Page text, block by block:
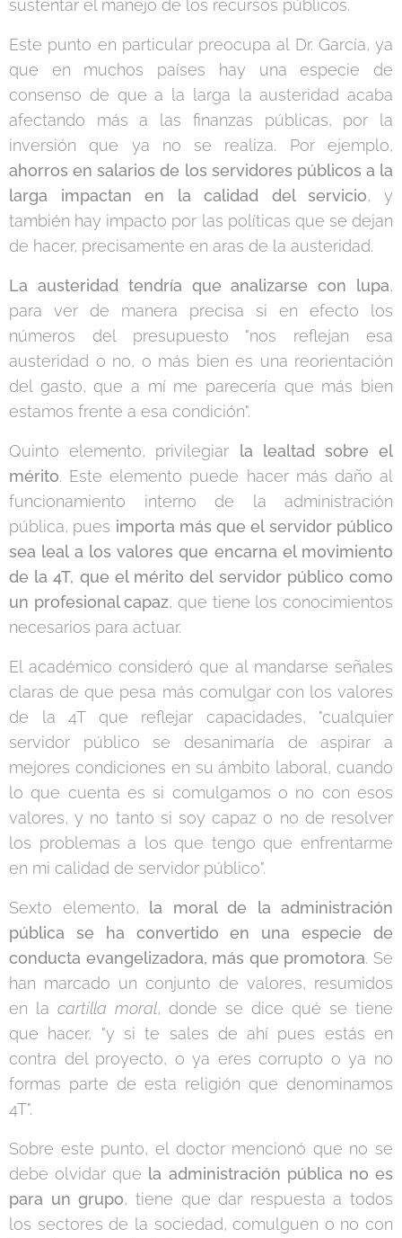
sustentar el manejo de los recursos públicos.
Este punto en particular preocupa al Dr. García, ya
que en muchos países hay una especie de
consenso de que a la larga la austeridad acaba
afectando más a las finanzas públicas, por la
inversión que ya no se realiza. Por ejemplo,
ahorros en salarios de los servidores públicos a la
larga impactan en la calidad del servicio, y
también hay impacto por las políticas que se dejan
de hacer, precisamente en aras de la austeridad.
La austeridad tendría que analizarse con lupa,
para ver de manera precisa si en efecto los
números del presupuesto "nos reflejan esa
austeridad o no, o más bien es una reorientación
del gasto, que a mí me parecería que más bien
estamos frente a esa condición".
Quinto elemento, privilegiar la lealtad sobre el
mérito. Este elemento puede hacer más daño al
funcionamiento interno de la administración
pública, pues importa más que el servidor público
sea leal a los valores que encarna el movimiento
de la 4T, que el mérito del servidor público como
un profesional capaz, que tiene los conocimientos
necesarios para actuar.
El académico consideró que al mandarse señales
claras de que pesa más comulgar con los valores
de la 4T que reflejar capacidades, "cualquier
servidor público se desanimaría de aspirar a
mejores condiciones en su ámbito laboral, cuando
lo que cuenta es si comulgamos o no con esos
valores, y no tanto si soy capaz o no de resolver
los problemas a los que tengo que enfrentarme
en mi calidad de servidor público".
Sexto elemento, la moral de la administración
pública se ha convertido en una especie de
conducta evangelizadora, más que promotora. Se
han marcado un conjunto de valores, resumidos
en la cartilla moral, donde se dice qué se tiene
que hacer, "y si te sales de ahí pues estás en
contra del proyecto, o ya eres corrupto o ya no
formas parte de esta religión que denominamos
4T".
Sobre este punto, el doctor mencionó que no se
debe olvidar que la administración pública no es
para un grupo, tiene que dar respuesta a todos
los sectores de la sociedad, comulguen o no con